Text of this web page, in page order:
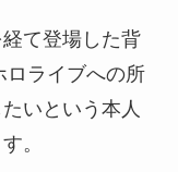
て登場した背
ロライブへの所
いという本人
。